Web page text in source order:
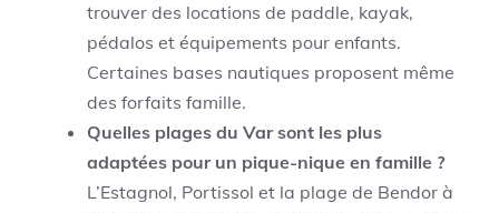
trouver des locations de paddle, kayak,
pédalos et équipements pour enfants.
Certaines bases nautiques proposent même
des forfaits famille.
Quelles plages du Var sont les plus
adaptées pour un pique-nique en famille ?
L’Estagnol, Portissol et la plage de Bendor à